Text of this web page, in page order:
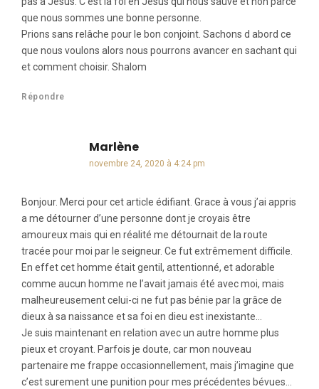
que nous sommes une bonne personne.
Prions sans relâche pour le bon conjoint. Sachons d abord ce
que nous voulons alors nous pourrons avancer en sachant qui
et comment choisir. Shalom
Répondre
Marlènedit :
novembre 24, 2020 à 4:24 pm
Bonjour. Merci pour cet article édifiant. Grace à vous j’ai appris
a me détourner d’une personne dont je croyais être
amoureux mais qui en réalité me détournait de la route
tracée pour moi par le seigneur. Ce fut extrêmement difficile.
En effet cet homme était gentil, attentionné, et adorable
comme aucun homme ne l’avait jamais été avec moi, mais
malheureusement celui-ci ne fut pas bénie par la grâce de
dieux à sa naissance et sa foi en dieu est inexistante…
Je suis maintenant en relation avec un autre homme plus
pieux et croyant. Parfois je doute, car mon nouveau
partenaire me frappe occasionnellement, mais j’imagine que
c’est surement une punition pour mes précédentes bévues…